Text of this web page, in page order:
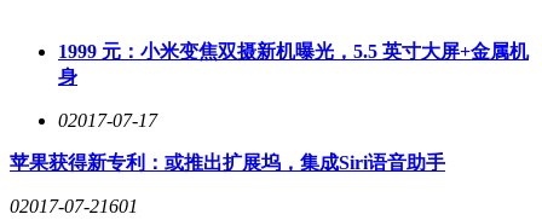
1999 元：小米变焦双摄新机曝光，5.5 英寸大屏+金属机
身
02017-07-17
苹果获得新专利：或推出扩展坞，集成Siri语音助手
02017-07-21601